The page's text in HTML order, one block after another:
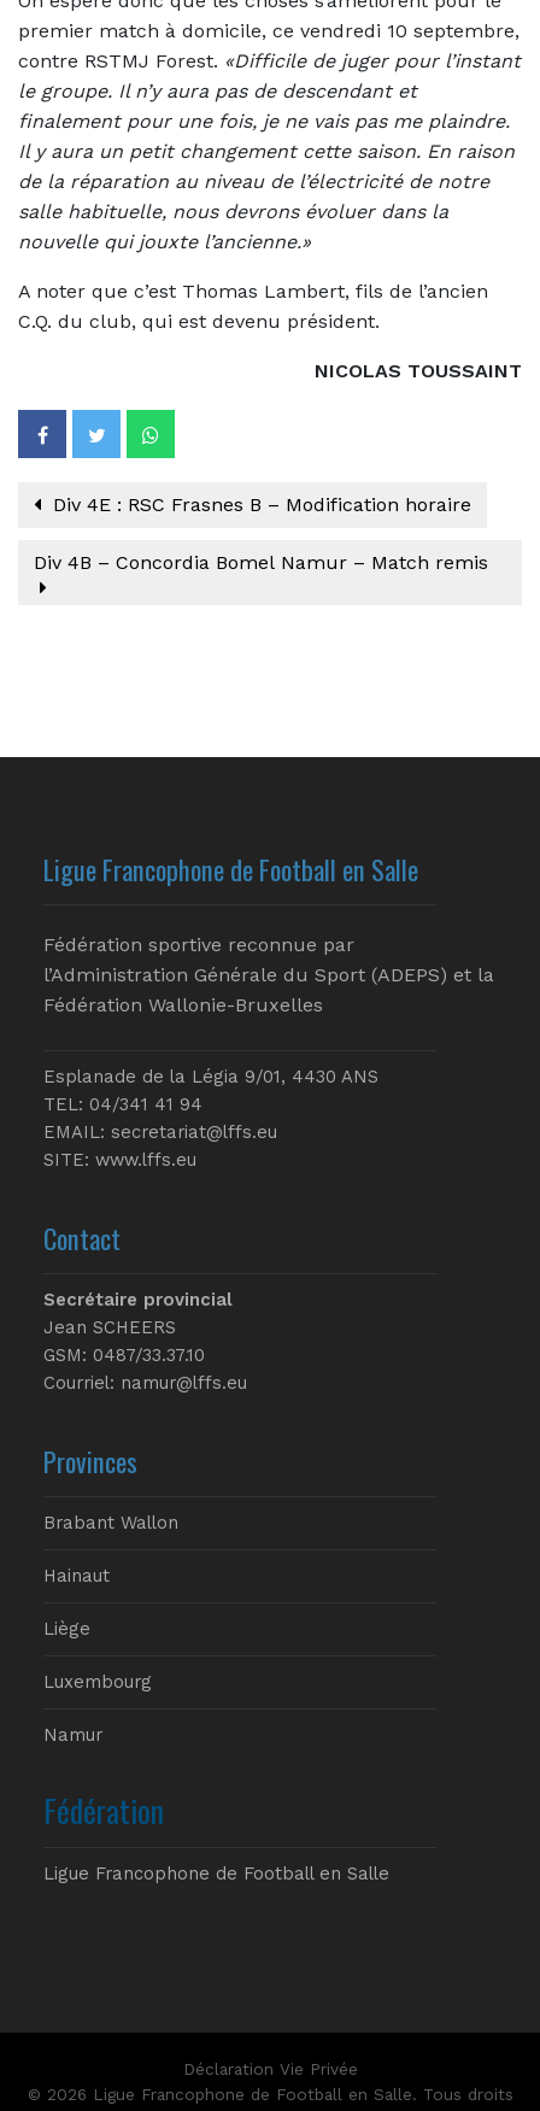
premier match à domicile, ce vendredi 10 septembre,
contre RSTMJ Forest. «Difficile de juger pour l’instant
le groupe. Il n’y aura pas de descendant et
finalement pour une fois, je ne vais pas me plaindre.
Il y aura un petit changement cette saison. En raison
de la réparation au niveau de l’électricité de notre
salle habituelle, nous devrons évoluer dans la
nouvelle qui jouxte l’ancienne.»
A noter que c’est Thomas Lambert, fils de l’ancien
C.Q. du club, qui est devenu président.
NICOLAS TOUSSAINT
Div 4E : RSC Frasnes B – Modification horaire
Div 4B – Concordia Bomel Namur – Match remis
Ligue Francophone de Football en Salle
Fédération sportive reconnue par
l’Administration Générale du Sport (ADEPS) et la
Fédération Wallonie-Bruxelles
Esplanade de la Légia 9/01, 4430 ANS
TEL: 04/341 41 94
EMAIL: secretariat@lffs.eu
SITE: www.lffs.eu
Contact
Secrétaire provincial
Jean SCHEERS
GSM: 0487/33.37.10
Courriel: namur@lffs.eu
Provinces
Brabant Wallon
Hainaut
Liège
Luxembourg
Namur
Fédération
Ligue Francophone de Football en Salle
Déclaration Vie Privée
© 2026 Ligue Francophone de Football en Salle. Tous droits